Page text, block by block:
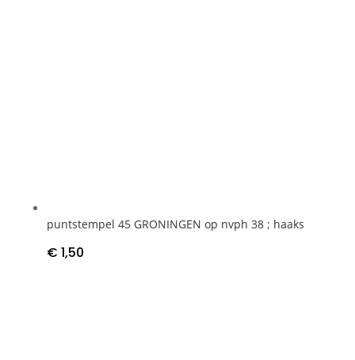
puntstempel 45 GRONINGEN op nvph 38 ; haaks
€ 1,50